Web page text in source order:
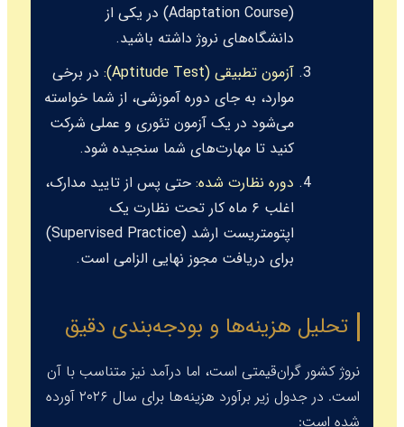
(Adaptation Course) در یکی از
دانشگاه‌های نروژ داشته باشید.
آزمون تطبیقی (Aptitude Test):
در برخی
موارد، به جای دوره آموزشی، از شما خواسته
می‌شود در یک آزمون تئوری و عملی شرکت
کنید تا مهارت‌های شما سنجیده شود.
دوره نظارت شده:حتی پس از تایید مدارک،
اغلب ۶ ماه کار تحت نظارت یک
اپتومتریست ارشد (Supervised Practice
)
برای دریافت مجوز نهایی الزامی است.
تحلیل هزینه‌ها و بودجه‌بندی دقیق
نروژ کشور گران‌قیمتی است، اما درآمد نیز متناسب با آن
است. در جدول زیر برآورد هزینه‌ها برای سال ۲۰۲۶ آورده
شده است: